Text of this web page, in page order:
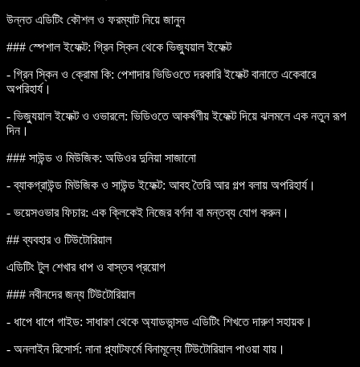
উন্নত এডিটিং কৌশল ও ফরম্যাট নিয়ে জানুন
### স্পেশাল ইফেক্ট: গ্রিন স্কিন থেকে ভিজ্যুয়াল ইফেক্ট
- গ্রিন স্কিন ও ক্রোমা কি: পেশাদার ভিডিওতে দরকারি ইফেক্ট বানাতে একেবারে
অপরিহার্য।
- ভিজ্যুয়াল ইফেক্ট ও ওভারলে: ভিডিওতে আকর্ষণীয় ইফেক্ট দিয়ে ঝলমলে এক নতুন রূপ
দিন।
### সাউন্ড ও মিউজিক: অডিওর দুনিয়া সাজানো
-ব্যাকগ্রাউন্ড মিউজিক ও সাউন্ড ইফেক্ট: আবহ তৈরি আর গল্প বলায় অপরিহার্য।
- ভয়েসওভার ফিচার: এক ক্লিকেই নিজের বর্ণনা বা মন্তব্য যোগ করুন।
## ব্যবহার ও টিউটোরিয়াল
এডিটিং টুল শেখার ধাপ ও বাস্তব প্রয়োগ
### নবীনদের জন্য টিউটোরিয়াল
- ধাপে ধাপে গাইড: সাধারণ থেকে অ্যাডভান্সড এডিটিং শিখতে দারুণ সহায়ক।
- অনলাইন রিসোর্স: নানা প্ল্যাটফর্মে বিনামূল্যে টিউটোরিয়াল পাওয়া যায়।